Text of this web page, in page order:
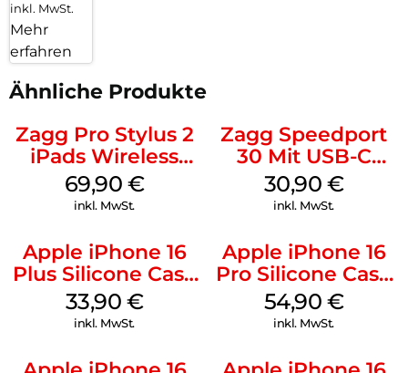
inkl. MwSt.
Mehr
erfahren
Ähnliche Produkte
Zagg Pro Stylus 2
iPads Wireless
Charging Grau
69,90 €
inkl. MwSt.
Zagg Speedport
30 Mit USB-C
Kabel Weiß
30,90 €
inkl. MwSt.
Apple iPhone 16
Plus Silicone Case
MagSafe Lake
Green
33,90 €
inkl. MwSt.
Apple iPhone 16
Pro Silicone Case
MagSafe Black
54,90 €
inkl. MwSt.